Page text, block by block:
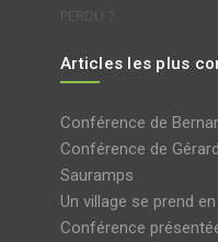
Articles les plus
Conférence de
Conférence de
Sauramps
Un village se prend
Conférence